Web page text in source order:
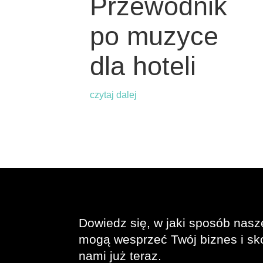
Przewodnik
po muzyce
dla hoteli
czytaj dalej
Dowiedz się, w jaki sposób
mogą wesprzeć Twój biznes i
nami już teraz.